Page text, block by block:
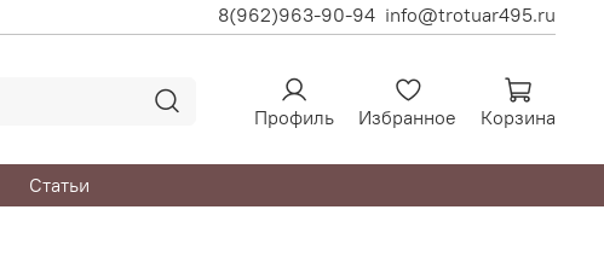
8(962)963-90-94 info@trotuar495.ru
Профиль Избранное Корзина
Статьи